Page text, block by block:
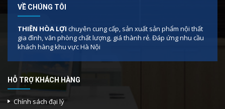
Nhiều màu sắc dẫn tới có thể dễ dàng decor, phù
hợp với nhiều không gian khác nhau
phẩm, chống rỉ sét. Ghế có thể dùng ngoài trời một
cách thoải mái
VỀ CHÚNG TÔI
THIÊN HÒA LỢI chuyên cung cấp, sản xuất sản phẩm nội thất
gia đình, văn phòng chất lượng, giá thành rẻ. Đáp ứng nhu cầu
khách hàng khu vực Hà Nội
HỖ TRỢ KHÁCH HÀNG
Chính sách đại lý